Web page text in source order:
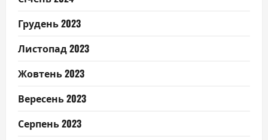
Грудень 2023
Листопад 2023
Жовтень 2023
Вересень 2023
Серпень 2023